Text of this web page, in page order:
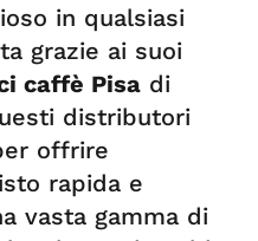
in qualsiasi
grazie ai suoi
caffè Pisa di
distributori
offrire
rapida e
vasta gamma di